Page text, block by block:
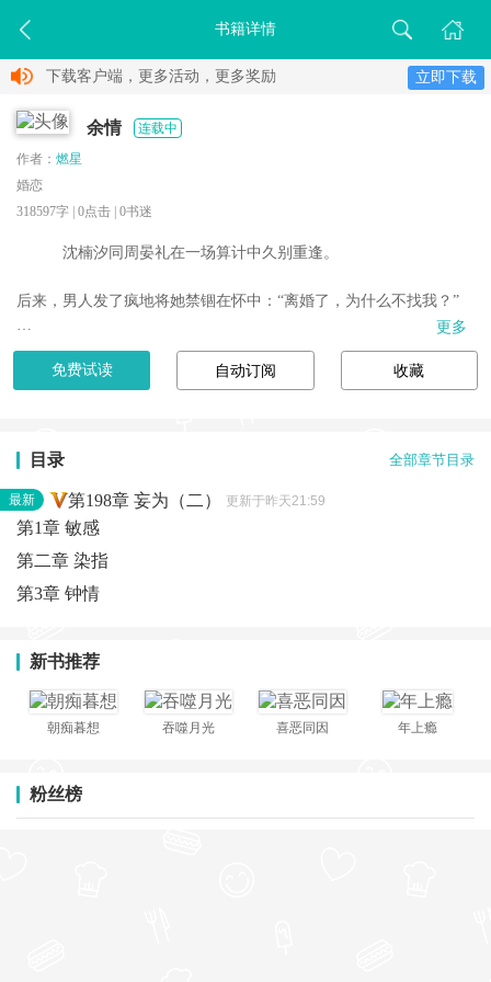
书籍详情
下载客户端，更多活动，更多奖励 立即下载
余情
连载中
作者： 燃星
婚恋
318597字 | 0点击 | 0书迷
沈楠汐同周晏礼在一场算计中久别重逢。
后来，男人发了疯地将她禁锢在怀中：“离婚了，为什么不找我？”
【双洁】（原书名《夜色荒诞》）
更多
免费试读 自动订阅 收藏
目录 全部章节目录
最新 第198章 妄为（二） 更新于昨天21:59
第1章 敏感
第二章 染指
第3章 钟情
新书推荐
朝痴暮想 吞噬月光 喜恶同因 年上瘾
粉丝榜